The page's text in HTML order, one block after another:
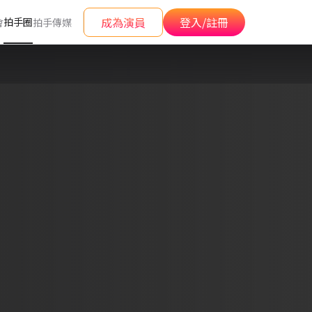
拍手圈拍手傳媒 成為演員 登入/註冊